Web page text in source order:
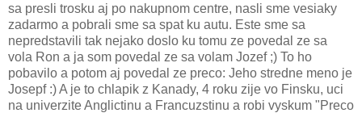
sa presli trosku aj po nakupnom centre, nasli sme vesiaky
zadarmo a pobrali sme sa spat ku autu. Este sme sa
nepredstavili tak nejako doslo ku tomu ze povedal ze sa
vola Ron a ja som povedal ze sa volam Jozef ;) To ho
pobavilo a potom aj povedal ze preco: Jeho stredne meno je
Josepf :) A je to chlapik z Kanady, 4 roku zije vo Finsku, uci
na univerzite Anglictinu a Francuzstinu a robi vyskum "Preco